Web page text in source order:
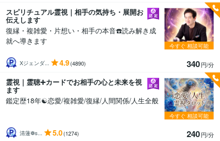
スピリチュアル霊視｜相手の気持ち・展開お
伝えします
復縁・複雑愛・片想い・相手の本音☎️読み解き成
就へ導きます
Xジェンダ... 4.9(4890) 340円/分
今すぐ 相談可能
霊視｜霊聴➕カードでお相手の心と未来を視
ます
鑑定歴18年☯️恋愛/複雑愛/復縁/人間関係/人生全般
清蓮❁ s... 5.0(1274) 240円/分
今すぐ 相談可能